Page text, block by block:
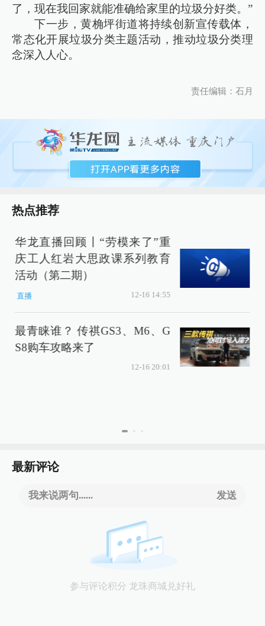
了，现在我回家就能准确给家里的垃圾分好类。”
下一步，黄桷坪街道将持续创新宣传载体，
常态化开展垃圾分类主题活动，推动垃圾分类理
念深入人心。
责任编辑：石月
热点推荐
华龙直播回顾丨“劳模来了”重
庆工人红岩大思政课系列教育
活动（第二期）
直播 12-16 14:55
最青睐谁？ 传祺GS3、M6、G
S8购车攻略来了
12-16 20:01
最新评论
我来说两句...... 发送
参与评论积分 龙珠商城兑好礼